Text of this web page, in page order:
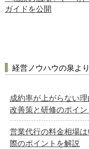
ガイドを公開
経営ノウハウの泉よ
成約率が上がらない
改善策と研修のポイ
営業代行の料金相場
際のポイントを解説